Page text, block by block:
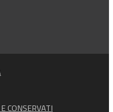
CONSERVATI